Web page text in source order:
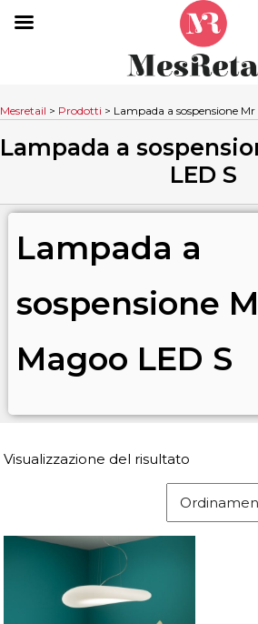
Mesretail > Prodotti > Lampada a sospensione
Lampada a
LED S
Lampada a
sospensione
Magoo LED S
Visualizzazione del risultato